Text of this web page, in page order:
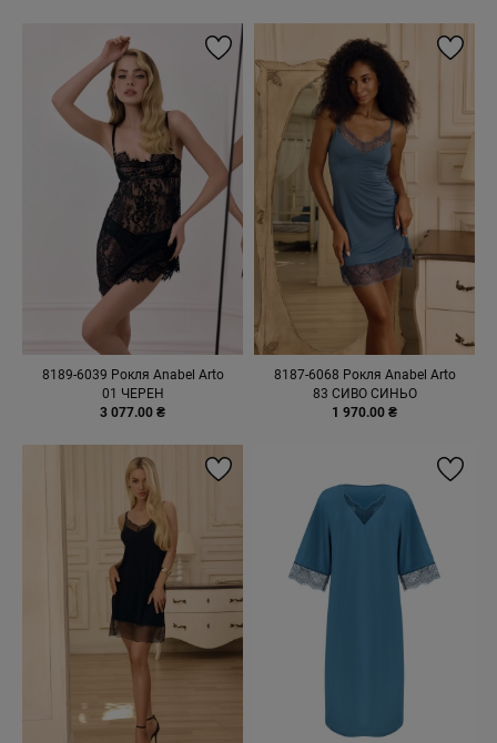
8189-6039 Рокля Anabel Arto
01 ЧЕРЕН
3 077.00 ₴
8187-6068 Рокля Anabel Arto
83 СИВО СИНЬО
1 970.00 ₴